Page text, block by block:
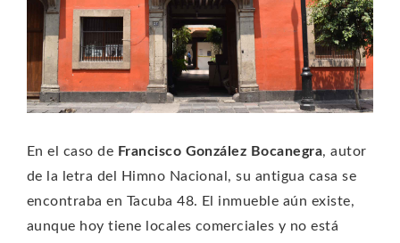
En el caso de Francisco González Bocanegra, autor
de la letra del Himno Nacional, su antigua casa se
encontraba en Tacuba 48. El inmueble aún existe,
aunque hoy tiene locales comerciales y no está